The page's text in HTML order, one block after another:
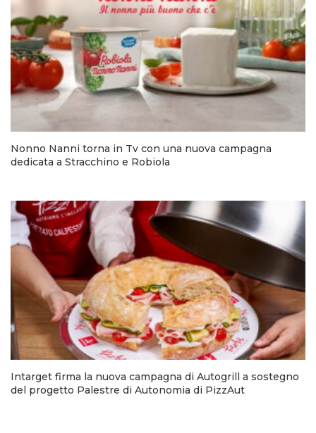
Nonno Nanni torna in Tv con una nuova campagna
dedicata a Stracchino e Robiola
Intarget firma la nuova campagna di Autogrill a sostegno
del progetto Palestre di Autonomia di PizzAut